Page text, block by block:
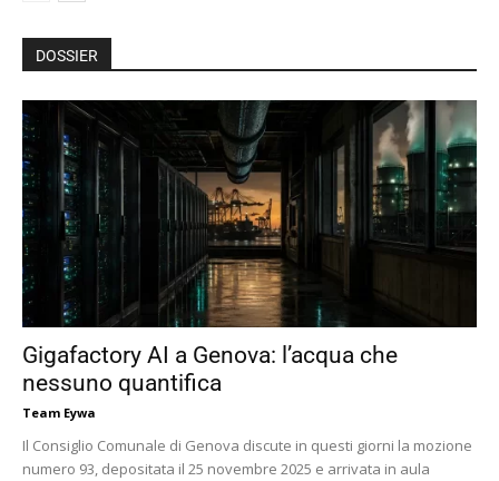
DOSSIER
Gigafactory AI a Genova: l’acqua che
nessuno quantifica
Team Eywa
Il Consiglio Comunale di Genova discute in questi giorni la mozione
numero 93, depositata il 25 novembre 2025 e arrivata in aula